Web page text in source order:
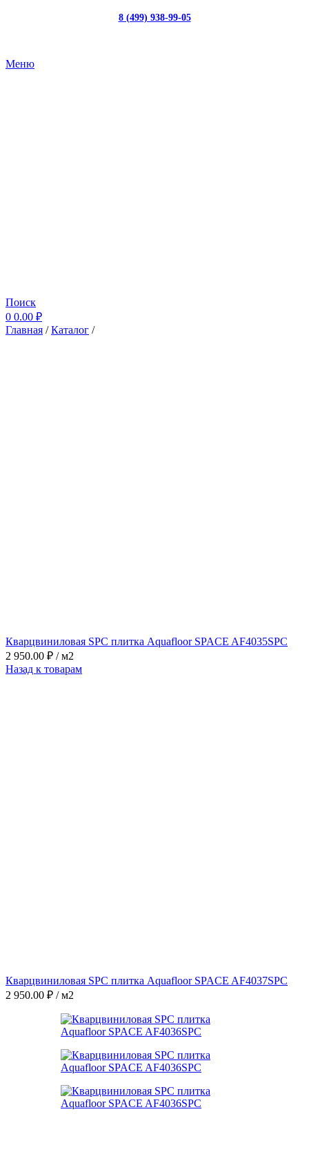
8 (499) 938-99-05
Меню
Поиск
0 0.00 ₽
Главная /Каталог /
Кварцвиниловая SPC плитка Aquafloor SPACE AF4035SPC
2 950.00 ₽ / м2
Назад к товарам
Кварцвиниловая SPC плитка Aquafloor SPACE AF4037SPC
2 950.00 ₽ / м2